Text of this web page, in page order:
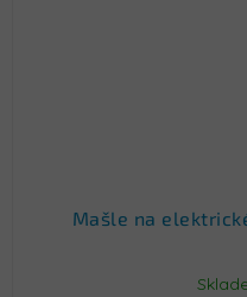
Mašle na